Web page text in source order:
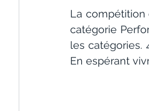
La compétition
catégorie
les catégories.
En espérant